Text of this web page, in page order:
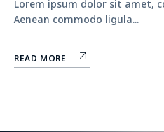
Lorem ipsum dolor sit amet,
Aenean commodo ligula...
READ MORE